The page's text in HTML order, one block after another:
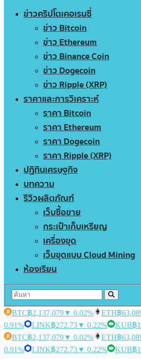
ข่าวคริปโตเคอเรนซี่
ข่าว Bitcoin
ข่าว Ethereum
ข่าว Binance Coin
ข่าว Dogecoin
ข่าว Ripple (XRP)
ราคาและการวิเคราะห์
ราคา Bitcoin
ราคา Ethereum
ราคา Dogecoin
ราคา Ripple (XRP)
ปฏิทินเศรษฐกิจ
บทความ
รีวิวผลิตภัณฑ์
เว็บซื้อขาย
กระเป๋าเก็บเหรียญ
เครื่องขุด
เว็บขุดแบบ Cloud Mining
ห้องเรียน
BTC฿2,137,079▼ 0.02% ETH฿
0.91%
LINK฿272.73▼ 0.22% KUB฿
BTC฿2,137,079▼ 0.02% ETH฿
0.91%
LINK฿272.73▼ 0.22% KUB฿